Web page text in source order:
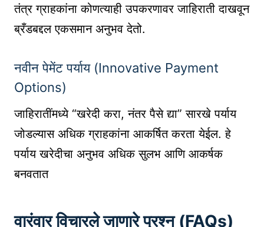
तंत्र ग्राहकांना कोणत्याही उपकरणावर जाहिराती दाखवून
ब्रँडबद्दल एकसमान अनुभव देतो.
नवीन पेमेंट पर्याय (Innovative Payment
Options)
जाहिरातींमध्ये “खरेदी करा, नंतर पैसे द्या” सारखे पर्याय
जोडल्यास अधिक ग्राहकांना आकर्षित करता येईल. हे
पर्याय खरेदीचा अनुभव अधिक सुलभ आणि आकर्षक
बनवतात
वारंवार विचारले जाणारे प्रश्न (FAQs)